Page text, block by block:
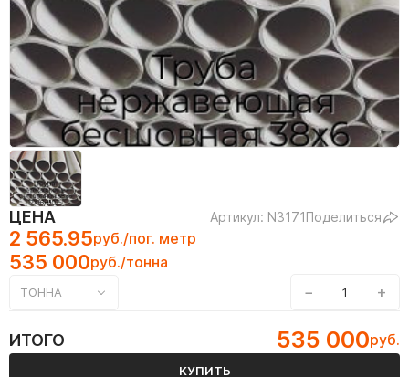
ЦЕНА Артикул: N3171Поделиться
2 565.95руб./пог. метр
535 000руб./тонна
ТОННА − +
ИТОГО 535 000руб.
КУПИТЬ